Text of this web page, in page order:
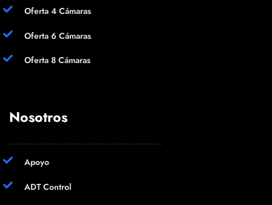
Oferta 4 Cámaras
Oferta 6 Cámaras
Oferta 8 Cámaras
Nosotros
Apoyo
ADT Control